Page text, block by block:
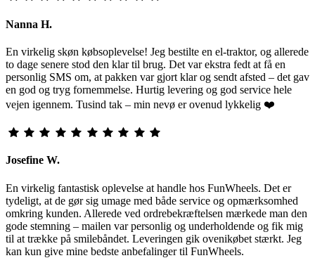
Nanna H.
En virkelig skøn købsoplevelse! Jeg bestilte en el-traktor, og allerede
to dage senere stod den klar til brug. Det var ekstra fedt at få en
personlig SMS om, at pakken var gjort klar og sendt afsted – det gav
en god og tryg fornemmelse. Hurtig levering og god service hele
vejen igennem. Tusind tak – min nevø er ovenud lykkelig ❤️
Josefine W.
En virkelig fantastisk oplevelse at handle hos FunWheels. Det er
tydeligt, at de gør sig umage med både service og opmærksomhed
omkring kunden. Allerede ved ordrebekræftelsen mærkede man den
gode stemning – mailen var personlig og underholdende og fik mig
til at trække på smilebåndet. Leveringen gik ovenikøbet stærkt. Jeg
kan kun give mine bedste anbefalinger til FunWheels.